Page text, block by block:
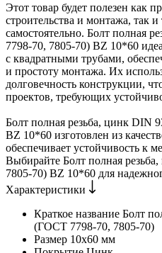
Этот товар будет полезен как
строительства и монтажа, так
самостоятельно. Болт полная
7798-70, 7805-70) BZ 10*60
с квадратными трубами,
и простоту монтажа. Их
долговечность конструкции,
проектов, требующих
Болт полная резьба, цинк DIN
BZ 10*60 изготовлен из
обеспечивает устойчивость к
Выбирайте Болт полная
7805-70) BZ 10*60 для
Характеристики
Краткое название Болт
(ГОСТ 7798-70, 7805-70)
Размер 10х60 мм